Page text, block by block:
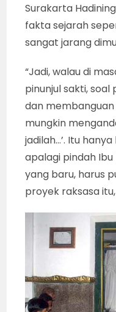
Surakarta
fakta sejarah
sangat jarang
“Jadi, walau di
pinunjul sakti,
dan
mungkin
jadilah…’. Itu
apalagi pindah
yang baru, harus
proyek raksasa